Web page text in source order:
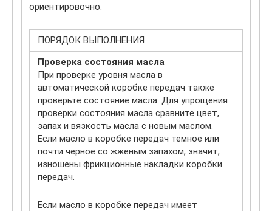
ориентировочно.
ПОРЯДОК ВЫПОЛНЕНИЯ
Проверка состояния масла
При проверке уровня масла в
автоматической коробке передач также
проверьте состояние масла. Для упрощения
проверки состояния масла сравните цвет,
запах и вязкость масла с новым маслом.
Если масло в коробке передач темное или
почти черное со жженым запахом, значит,
изношены фрикционные накладки коробки
передач.
Если масло в коробке передач имеет